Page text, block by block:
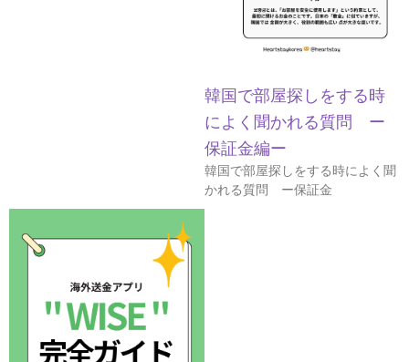
韓国で部屋探しをする時
によく聞かれる質問 ー
保証金編ー
韓国で部屋探しをする時によく聞
かれる質問 ー保証金